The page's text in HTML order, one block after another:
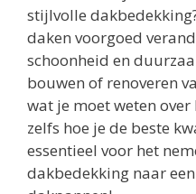
stijlvolle
daken voorgoed
schoonheid en
bouwen of renoveren
wat je moet weten
zelfs hoe je de beste
essentieel voor het
dakbedekking naar